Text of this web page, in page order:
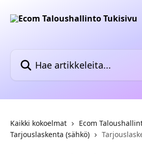
Kaikki kokoelmat
Ecom
Tarjouslaskenta (sähkö)